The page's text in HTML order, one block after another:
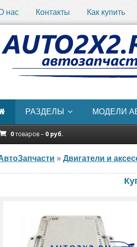
нас Контакты Как купить
РАЗДЕЛЫ МОДЕЛИ
0товаров – 0 руб.
» Двигатели и